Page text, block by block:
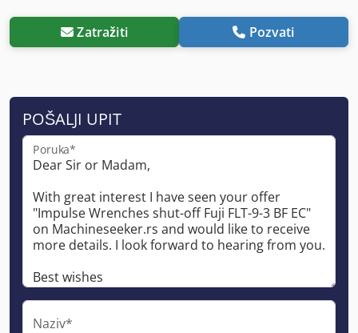
Zatražiti Pozvati
POŠALJI UPIT
Poruka*
Naziv*